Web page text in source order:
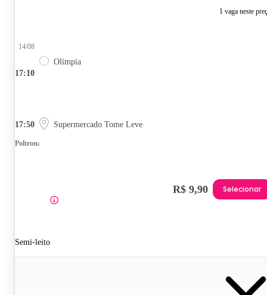
1 vaga neste
17:10
14/08
Olímpia
17:50 Supermercado Tome Leve
Poltrona
Semi-leito
R$ 9,90 Selecionar